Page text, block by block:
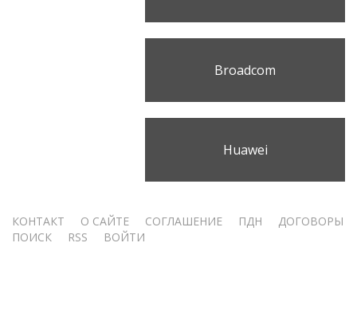
Broadcom
Huawei
Меню
КОНТАКТ О САЙТЕ СОГЛАШЕНИЕ ПДН
ДОГОВОРЫ
ПОИСК
RSS ВОЙТИ